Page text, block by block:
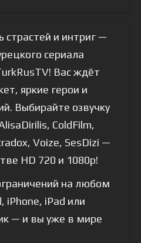
страстей и интриг —
сериала
Вас ждёт
яркие герои и
Выбирайте озвучку
ColdFilm,
Voize, SesDizi —
HD 720 и 1080p!
на любом
iPhone, iPad или
— и вы уже в мире